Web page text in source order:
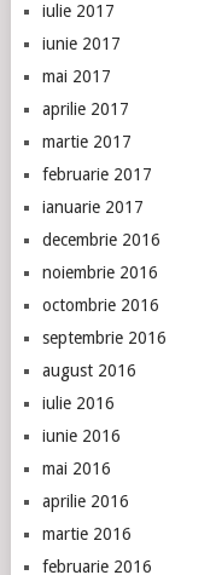
iulie 2017
iunie 2017
mai 2017
aprilie 2017
martie 2017
februarie 2017
ianuarie 2017
decembrie 2016
noiembrie 2016
octombrie 2016
septembrie 2016
august 2016
iulie 2016
iunie 2016
mai 2016
aprilie 2016
martie 2016
februarie 2016